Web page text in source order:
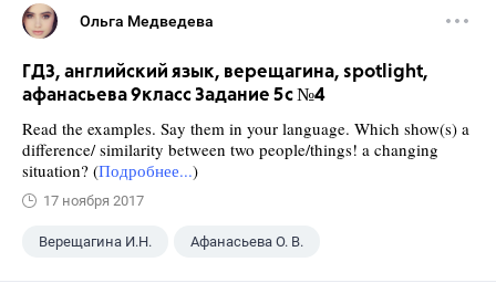
Ольга Медведева
ГДЗ, английский язык, верещагина, spotlight,
афанасьева 9класс Задание 5c №4
Read the examples. Say them in your language. Which show(s) a
difference/ similarity between two people/things! a changing
situation? (Подробнее...)
17 ноября 2017
Верещагина И.Н. Афанасьева О. В.